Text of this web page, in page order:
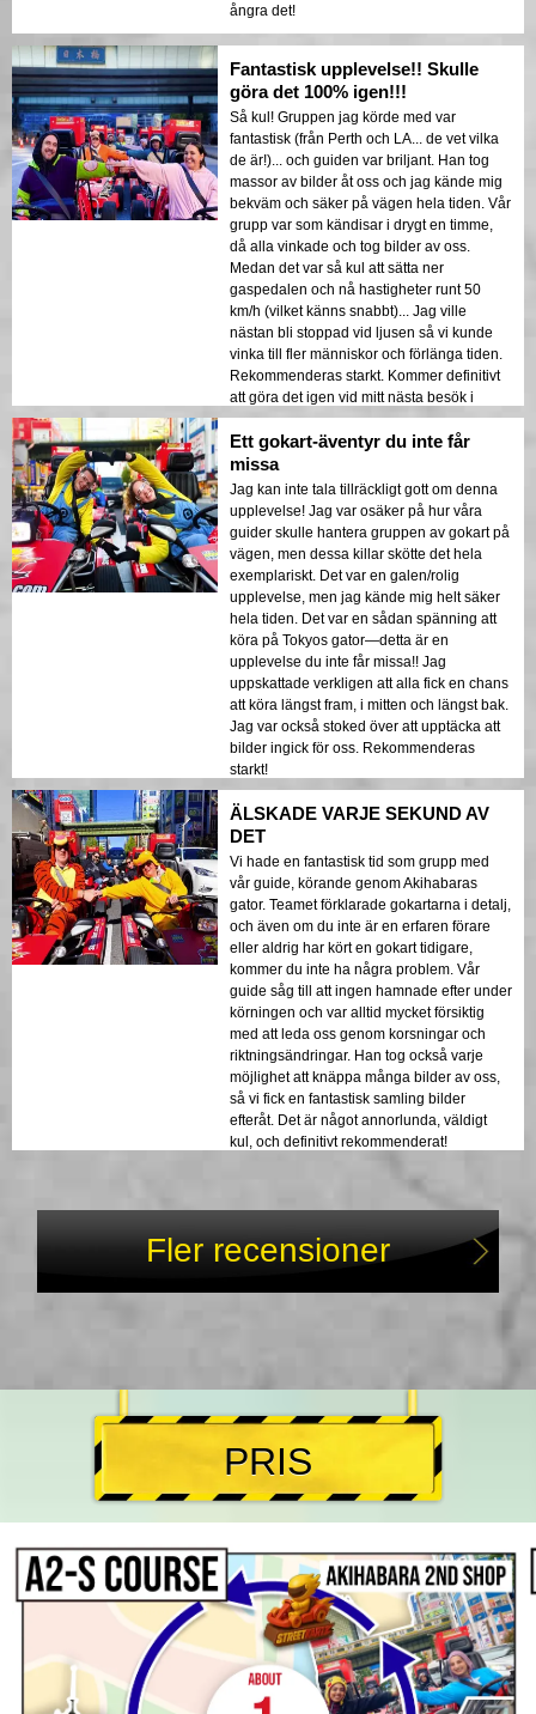
ångra det!
Fantastisk upplevelse!! Skulle
göra det 100% igen!!!
Så kul! Gruppen jag körde med var
fantastisk (från Perth och LA... de vet vilka
de är!)... och guiden var briljant. Han tog
massor av bilder åt oss och jag kände mig
bekväm och säker på vägen hela tiden. Vår
grupp var som kändisar i drygt en timme,
då alla vinkade och tog bilder av oss.
Medan det var så kul att sätta ner
gaspedalen och nå hastigheter runt 50
km/h (vilket känns snabbt)... Jag ville
nästan bli stoppad vid ljusen så vi kunde
vinka till fler människor och förlänga tiden.
Rekommenderas starkt. Kommer definitivt
att göra det igen vid mitt nästa besök i
Tokyo.
Ett gokart-äventyr du inte får
missa
Jag kan inte tala tillräckligt gott om denna
upplevelse! Jag var osäker på hur våra
guider skulle hantera gruppen av gokart på
vägen, men dessa killar skötte det hela
exemplariskt. Det var en galen/rolig
upplevelse, men jag kände mig helt säker
hela tiden. Det var en sådan spänning att
köra på Tokyos gator—detta är en
upplevelse du inte får missa!! Jag
uppskattade verkligen att alla fick en chans
att köra längst fram, i mitten och längst bak.
Jag var också stoked över att upptäcka att
bilder ingick för oss. Rekommenderas
starkt!
ÄLSKADE VARJE SEKUND AV
DET
Vi hade en fantastisk tid som grupp med
vår guide, körande genom Akihabaras
gator. Teamet förklarade gokartarna i detalj,
och även om du inte är en erfaren förare
eller aldrig har kört en gokart tidigare,
kommer du inte ha några problem. Vår
guide såg till att ingen hamnade efter under
körningen och var alltid mycket försiktig
med att leda oss genom korsningar och
riktningsändringar. Han tog också varje
möjlighet att knäppa många bilder av oss,
så vi fick en fantastisk samling bilder
efteråt. Det är något annorlunda, väldigt
kul, och definitivt rekommenderat!
Fler recensioner
PRIS